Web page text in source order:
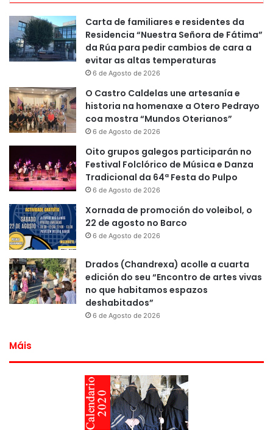
Carta de familiares e residentes da
Residencia “Nuestra Señora de Fátima”
da Rúa para pedir cambios de cara a
evitar as altas temperaturas
6 de Agosto de 2026
O Castro Caldelas une artesanía e
historia na homenaxe a Otero Pedrayo
coa mostra “Mundos Oterianos”
6 de Agosto de 2026
Oito grupos galegos participarán no
Festival Folclórico de Música e Danza
Tradicional da 64ª Festa do Pulpo
6 de Agosto de 2026
Xornada de promoción do voleibol, o
22 de agosto no Barco
6 de Agosto de 2026
Drados (Chandrexa) acolle a cuarta
edición do seu “Encontro de artes vivas
no que habitamos espazos
deshabitados”
6 de Agosto de 2026
Máis